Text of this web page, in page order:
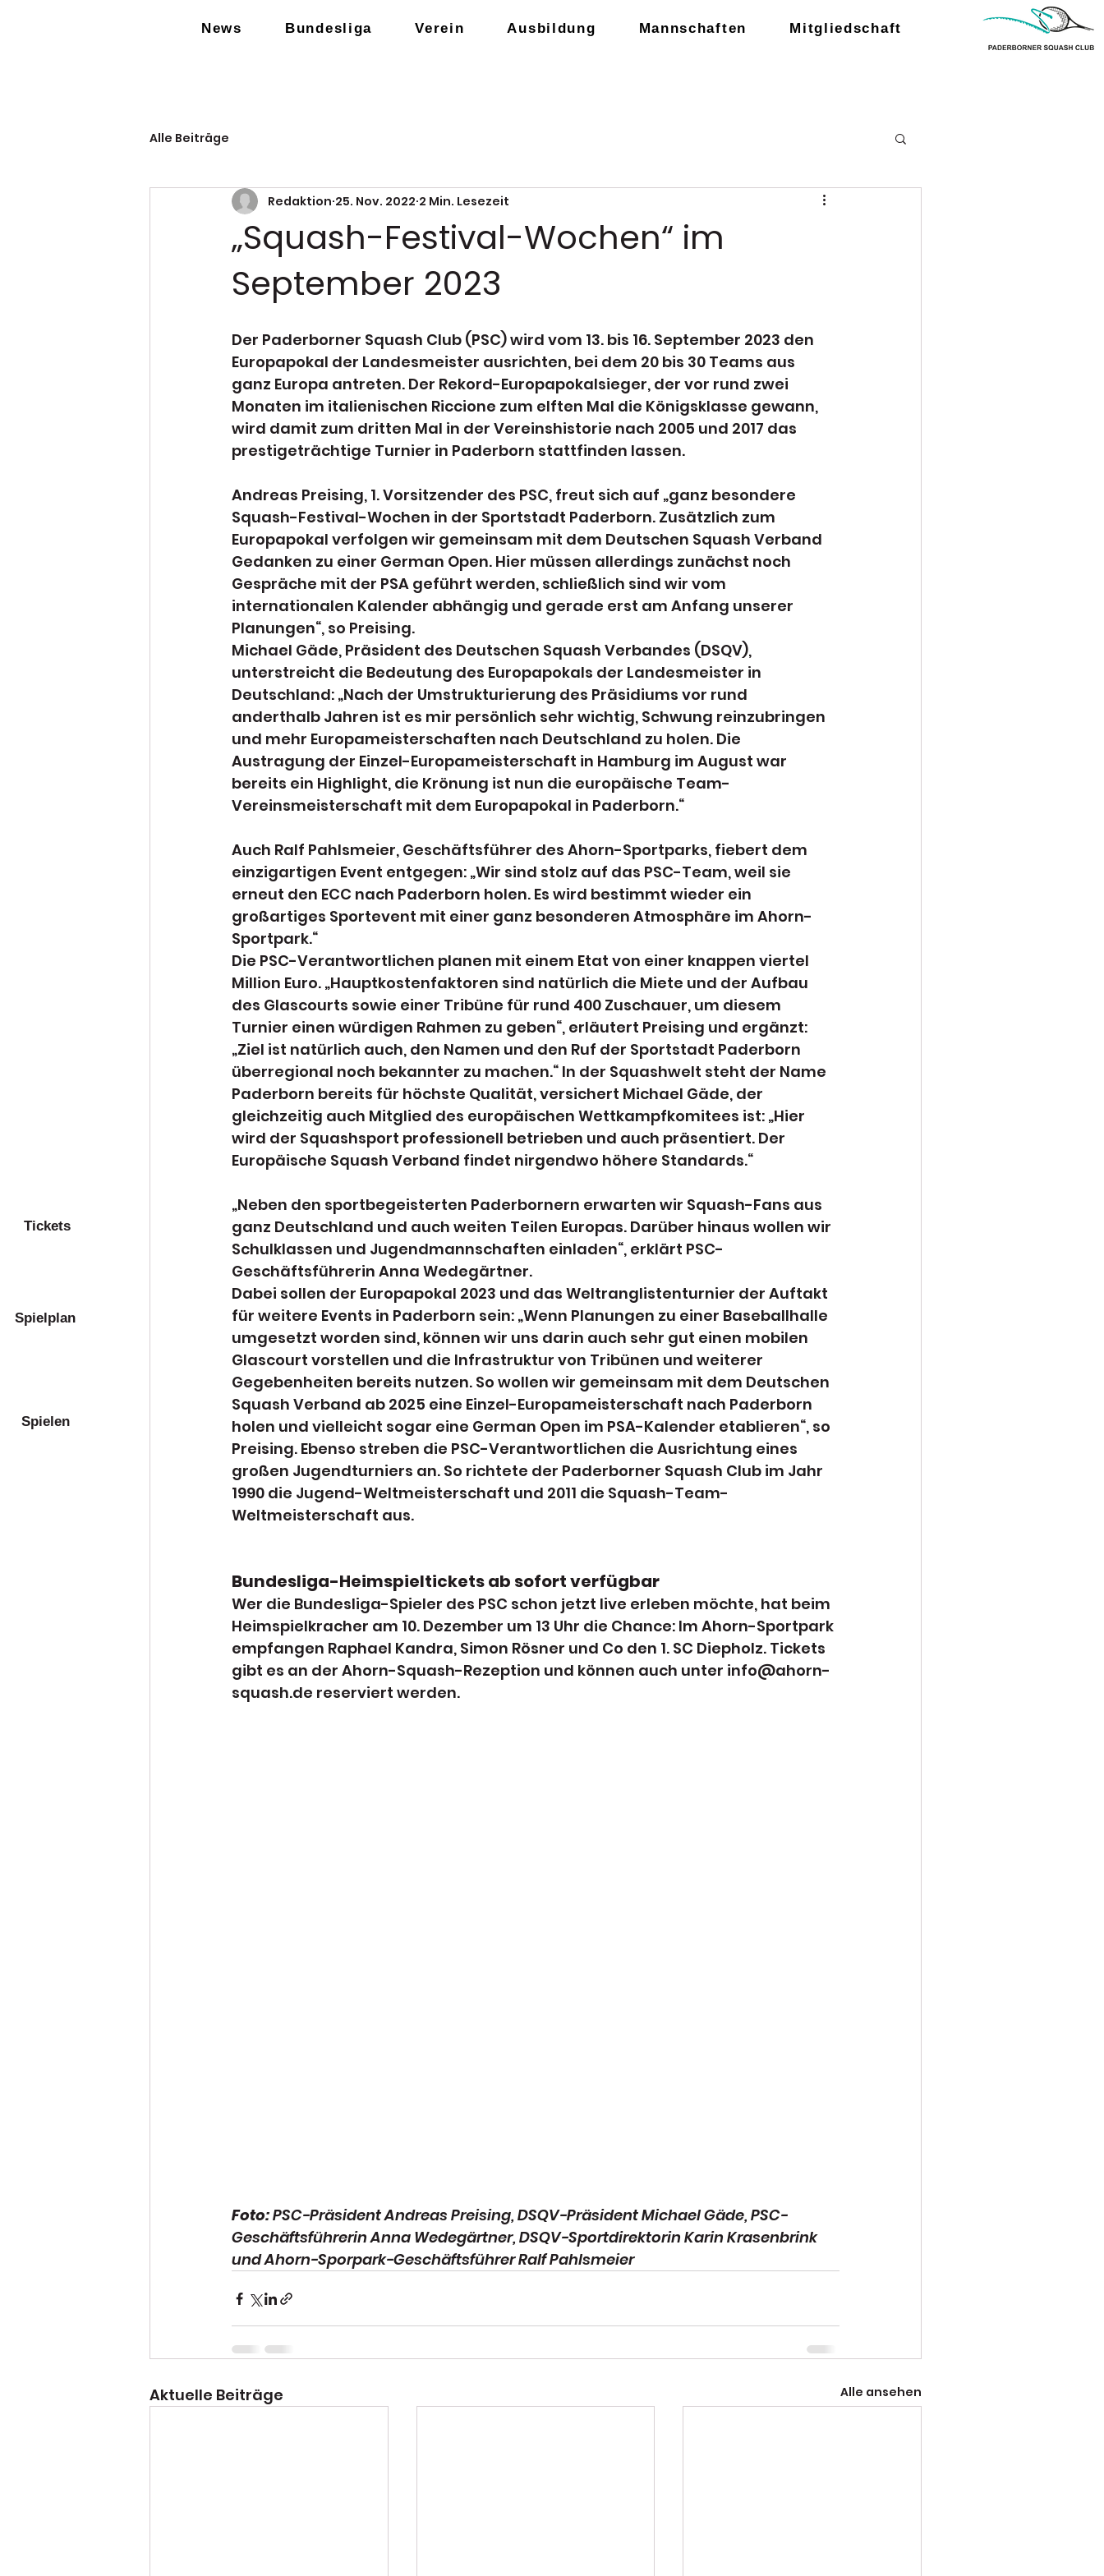
News Bundesliga Verein Ausbildung Mannschaften Mitgliedschaft
Tickets
Spielplan
Spielen
Alle Beiträge
„Squash-Festival-Wochen“ im
September 2023
Redaktion 25. Nov. 2022 2 Min. Lesezeit
Der Paderborner Squash Club (PSC) wird vom 13. bis 16. September 2023 den
Europapokal der Landesmeister ausrichten, bei dem 20 bis 30 Teams aus
ganz Europa antreten. Der Rekord-Europapokalsieger, der vor rund zwei
Monaten im italienischen Riccione zum elften Mal die Königsklasse gewann,
wird damit zum dritten Mal in der Vereinshistorie nach 2005 und 2017 das
prestigeträchtige Turnier in Paderborn stattfinden lassen.
Andreas Preising, 1. Vorsitzender des PSC, freut sich auf „ganz besondere
Squash-Festival-Wochen in der Sportstadt Paderborn. Zusätzlich zum
Europapokal verfolgen wir gemeinsam mit dem Deutschen Squash Verband
Gedanken zu einer German Open. Hier müssen allerdings zunächst noch
Gespräche mit der PSA geführt werden, schließlich sind wir vom
internationalen Kalender abhängig und gerade erst am Anfang unserer
Planungen“, so Preising.
Michael Gäde, Präsident des Deutschen Squash Verbandes (DSQV),
unterstreicht die Bedeutung des Europapokals der Landesmeister in
Deutschland: „Nach der Umstrukturierung des Präsidiums vor rund
anderthalb Jahren ist es mir persönlich sehr wichtig, Schwung reinzubringen
und mehr Europameisterschaften nach Deutschland zu holen. Die
Austragung der Einzel-Europameisterschaft in Hamburg im August war
bereits ein Highlight, die Krönung ist nun die europäische Team-
Vereinsmeisterschaft mit dem Europapokal in Paderborn.“
Auch Ralf Pahlsmeier, Geschäftsführer des Ahorn-Sportparks, fiebert dem
einzigartigen Event entgegen: „Wir sind stolz auf das PSC-Team, weil sie
erneut den ECC nach Paderborn holen. Es wird bestimmt wieder ein
großartiges Sportevent mit einer ganz besonderen Atmosphäre im Ahorn-
Sportpark.“
Die PSC-Verantwortlichen planen mit einem Etat von einer knappen viertel
Million Euro. „Hauptkostenfaktoren sind natürlich die Miete und der Aufbau
des Glascourts sowie einer Tribüne für rund 400 Zuschauer, um diesem
Turnier einen würdigen Rahmen zu geben“, erläutert Preising und ergänzt:
„Ziel ist natürlich auch, den Namen und den Ruf der Sportstadt Paderborn
überregional noch bekannter zu machen.“ In der Squashwelt steht der Name
Paderborn bereits für höchste Qualität, versichert Michael Gäde, der
gleichzeitig auch Mitglied des europäischen Wettkampfkomitees ist: „Hier
wird der Squashsport professionell betrieben und auch präsentiert. Der
Europäische Squash Verband findet nirgendwo höhere Standards.“
„Neben den sportbegeisterten Paderbornern erwarten wir Squash-Fans aus
ganz Deutschland und auch weiten Teilen Europas. Darüber hinaus wollen wir
Schulklassen und Jugendmannschaften einladen“, erklärt PSC-
Geschäftsführerin Anna Wedegärtner.
Dabei sollen der Europapokal 2023 und das Weltranglistenturnier der Auftakt
für weitere Events in Paderborn sein: „Wenn Planungen zu einer Baseballhalle
umgesetzt worden sind, können wir uns darin auch sehr gut einen mobilen
Glascourt vorstellen und die Infrastruktur von Tribünen und weiterer
Gegebenheiten bereits nutzen. So wollen wir gemeinsam mit dem Deutschen
Squash Verband ab 2025 eine Einzel-Europameisterschaft nach Paderborn
holen und vielleicht sogar eine German Open im PSA-Kalender etablieren“, so
Preising. Ebenso streben die PSC-Verantwortlichen die Ausrichtung eines
großen Jugendturniers an. So richtete der Paderborner Squash Club im Jahr
1990 die Jugend-Weltmeisterschaft und 2011 die Squash-Team-
Weltmeisterschaft aus.
Bundesliga-Heimspieltickets ab sofort verfügbar
Wer die Bundesliga-Spieler des PSC schon jetzt live erleben möchte, hat beim
Heimspielkracher am 10. Dezember um 13 Uhr die Chance: Im Ahorn-Sportpark
empfangen Raphael Kandra, Simon Rösner und Co den 1. SC Diepholz. Tickets
gibt es an der Ahorn-Squash-Rezeption und können auch unter info@ahorn-
squash.de reserviert werden.
Foto: PSC-Präsident Andreas Preising, DSQV-Präsident Michael Gäde, PSC-
Geschäftsführerin Anna Wedegärtner, DSQV-Sportdirektorin Karin Krasenbrink
und Ahorn-Sporpark-Geschäftsführer Ralf Pahlsmeier
Aktuelle Beiträge Alle ansehen